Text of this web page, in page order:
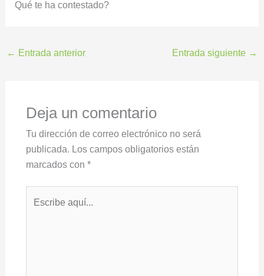
Qué te ha contestado?
← Entrada anterior Entrada siguiente →
Deja un comentario
Tu dirección de correo electrónico no será
publicada. Los campos obligatorios están
marcados con *
aquí...